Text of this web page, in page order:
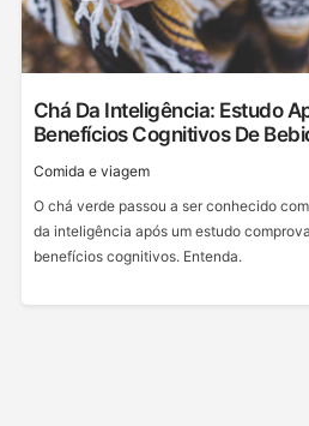
Chá Da Inteligência: Estudo
Benefícios Cognitivos De
Сomida e viagem
O chá verde passou a ser conhecido
da inteligência após um estudo
benefícios cognitivos. Entenda.